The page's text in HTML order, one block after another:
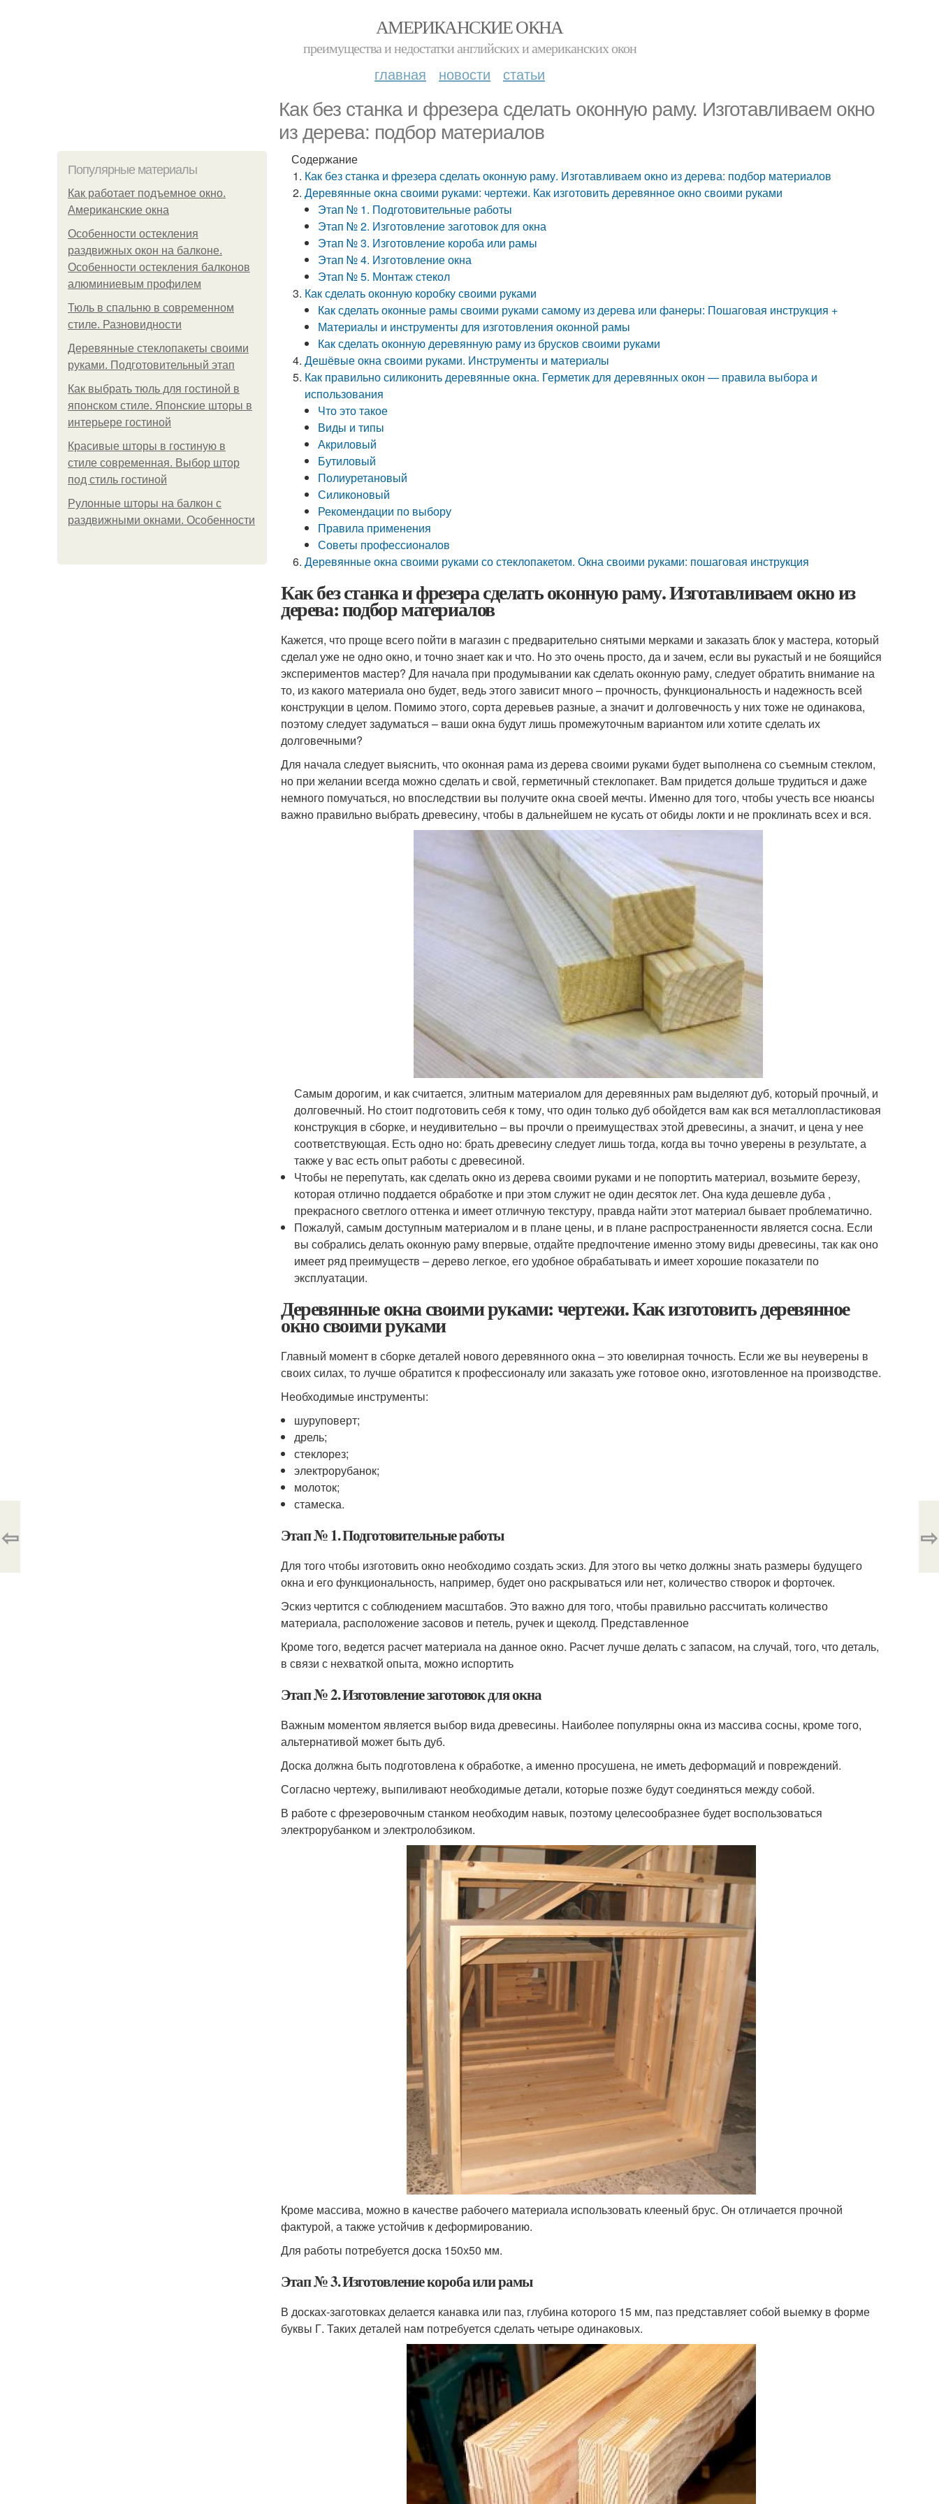
АМЕРИКАНСКИЕ ОКНА
преимущества и недостатки английских и американских окон
главная новости статьи
Как без станка и фрезера сделать оконную раму. Изготавливаем окно
из дерева: подбор материалов
Популярные материалы
Как работает подъемное окно.
Американские окна
Особенности остекления
раздвижных окон на балконе.
Особенности остекления балконов
алюминиевым профилем
Тюль в спальню в современном
стиле. Разновидности
Деревянные стеклопакеты своими
руками. Подготовительный этап
Как выбрать тюль для гостиной в
японском стиле. Японские шторы в
интерьере гостиной
Красивые шторы в гостиную в
стиле современная. Выбор штор
под стиль гостиной
Рулонные шторы на балкон с
раздвижными окнами. Особенности
Содержание
Как без станка и фрезера сделать оконную раму. Изготавливаем окно из дерева: подбор материалов
Деревянные окна своими руками: чертежи. Как изготовить деревянное окно своими руками
Этап № 1. Подготовительные работы
Этап № 2. Изготовление заготовок для окна
Этап № 3. Изготовление короба или рамы
Этап № 4. Изготовление окна
Этап № 5. Монтаж стекол
Как сделать оконную коробку своими руками
Как сделать оконные рамы своими руками самому из дерева или фанеры: Пошаговая инструкция +
Материалы и инструменты для изготовления оконной рамы
Как сделать оконную деревянную раму из брусков своими руками
Дешёвые окна своими руками. Инструменты и материалы
Как правильно силиконить деревянные окна. Герметик для деревянных окон — правила выбора и
использования
Что это такое
Виды и типы
Акриловый
Бутиловый
Полиуретановый
Силиконовый
Рекомендации по выбору
Правила применения
Советы профессионалов
Деревянные окна своими руками со стеклопакетом. Окна своими руками: пошаговая инструкция
Как без станка и фрезера сделать оконную раму. Изготавливаем окно из
дерева: подбор материалов
Кажется, что проще всего пойти в магазин с предварительно снятыми мерками и заказать блок у мастера, который
сделал уже не одно окно, и точно знает как и что. Но это очень просто, да и зачем, если вы рукастый и не боящийся
экспериментов мастер? Для начала при продумывании как сделать оконную раму, следует обратить внимание на
то, из какого материала оно будет, ведь этого зависит много – прочность, функциональность и надежность всей
конструкции в целом. Помимо этого, сорта деревьев разные, а значит и долговечность у них тоже не одинакова,
поэтому следует задуматься – ваши окна будут лишь промежуточным вариантом или хотите сделать их
долговечными?
Для начала следует выяснить, что оконная рама из дерева своими руками будет выполнена со съемным стеклом,
но при желании всегда можно сделать и свой, герметичный стеклопакет. Вам придется дольше трудиться и даже
немного помучаться, но впоследствии вы получите окна своей мечты. Именно для того, чтобы учесть все нюансы
важно правильно выбрать древесину, чтобы в дальнейшем не кусать от обиды локти и не проклинать всех и вся.
Самым дорогим, и как считается, элитным материалом для деревянных рам выделяют дуб, который прочный, и
долговечный. Но стоит подготовить себя к тому, что один только дуб обойдется вам как вся металлопластиковая
конструкция в сборке, и неудивительно – вы прочли о преимуществах этой древесины, а значит, и цена у нее
соответствующая. Есть одно но: брать древесину следует лишь тогда, когда вы точно уверены в результате, а
также у вас есть опыт работы с древесиной.
Чтобы не перепутать, как сделать окно из дерева своими руками и не попортить материал, возьмите березу,
которая отлично поддается обработке и при этом служит не один десяток лет. Она куда дешевле дуба ,
прекрасного светлого оттенка и имеет отличную текстуру, правда найти этот материал бывает проблематично.
Пожалуй, самым доступным материалом и в плане цены, и в плане распространенности является сосна. Если
вы собрались делать оконную раму впервые, отдайте предпочтение именно этому виды древесины, так как оно
имеет ряд преимуществ – дерево легкое, его удобное обрабатывать и имеет хорошие показатели по
эксплуатации.
Деревянные окна своими руками: чертежи. Как изготовить деревянное
окно своими руками
Главный момент в сборке деталей нового деревянного окна – это ювелирная точность. Если же вы неуверены в
своих силах, то лучше обратится к профессионалу или заказать уже готовое окно, изготовленное на производстве.
Необходимые инструменты:
шуруповерт;
дрель;
стеклорез;
электрорубанок;
молоток;
стамеска.
Этап № 1. Подготовительные работы
Для того чтобы изготовить окно необходимо создать эскиз. Для этого вы четко должны знать размеры будущего
окна и его функциональность, например, будет оно раскрываться или нет, количество створок и форточек.
Эскиз чертится с соблюдением масштабов. Это важно для того, чтобы правильно рассчитать количество
материала, расположение засовов и петель, ручек и щеколд. Представленное
Кроме того, ведется расчет материала на данное окно. Расчет лучше делать с запасом, на случай, того, что деталь,
в связи с нехваткой опыта, можно испортить
Этап № 2. Изготовление заготовок для окна
Важным моментом является выбор вида древесины. Наиболее популярны окна из массива сосны, кроме того,
альтернативой может быть дуб.
Доска должна быть подготовлена к обработке, а именно просушена, не иметь деформаций и повреждений.
Согласно чертежу, выпиливают необходимые детали, которые позже будут соединяться между собой.
В работе с фрезеровочным станком необходим навык, поэтому целесообразнее будет воспользоваться
электрорубанком и электролобзиком.
Кроме массива, можно в качестве рабочего материала использовать клееный брус. Он отличается прочной
фактурой, а также устойчив к деформированию.
Для работы потребуется доска 150х50 мм.
Этап № 3. Изготовление короба или рамы
В досках-заготовках делается канавка или паз, глубина которого 15 мм, паз представляет собой выемку в форме
буквы Г. Таких деталей нам потребуется сделать четыре одинаковых.
⇦ ⇨